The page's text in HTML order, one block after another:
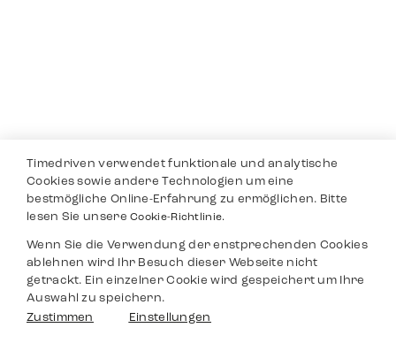
Timedriven verwendet funktionale und analytische
Cookies sowie andere Technologien um eine
bestmögliche Online-Erfahrung zu ermöglichen. Bitte
lesen Sie unsereCookie-Richtlinie.
Wenn Sie die Verwendung der enstprechenden Cookies
ablehnen wird Ihr Besuch dieser Webseite nicht
getrackt. Ein einzelner Cookie wird gespeichert um Ihre
Auswahl zu speichern.
Zustimmen
Einstellungen